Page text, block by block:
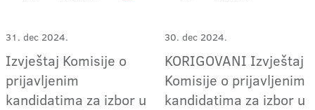
31. dec 2024.
Izvještaj Komisije o
prijavljenim
kandidatima za izbor u
30. dec 2024.
KORIGOVANI Izvještaj
Komisije o prijavljenim
kandidatima za izbor u